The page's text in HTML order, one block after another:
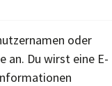
oder
an. Du wirst eine E-